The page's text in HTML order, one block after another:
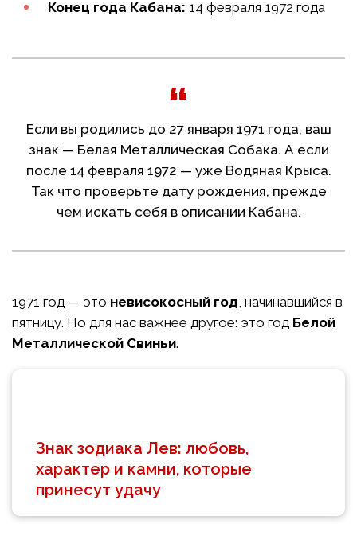
Конец года Кабана: 14 февраля 1972 года
Если вы родились до 27 января 1971 года, ваш
знак — Белая Металлическая Собака. А если
после 14 февраля 1972 — уже Водяная Крыса.
Так что проверьте дату рождения, прежде
чем искать себя в описании Кабана.
1971 год — это невисокосный год, начинавшийся в
пятницу. Но для нас важнее другое: это год Белой
Металлической Свиньи.
Знак зодиака Лев: любовь,
характер и камни, которые
принесут удачу